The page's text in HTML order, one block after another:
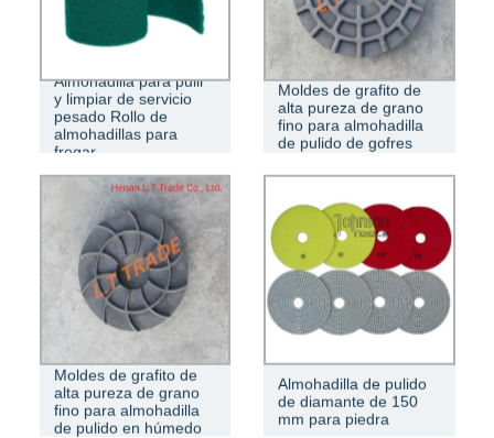
Almohadilla para pulir
y limpiar de servicio
pesado Rollo de
almohadillas para
fregar
Moldes de grafito de
alta pureza de grano
fino para almohadilla
de pulido de gofres
Moldes de grafito de
alta pureza de grano
fino para almohadilla
de pulido en húmedo
Almohadilla de pulido
de diamante de 150
mm para piedra